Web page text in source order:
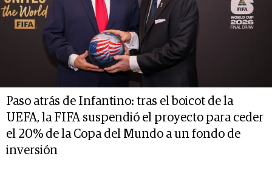
Paso atrás de Infantino: tras el boicot de la
UEFA, la FIFA suspendió el proyecto para ceder
el 20% de la Copa del Mundo a un fondo de
inversión